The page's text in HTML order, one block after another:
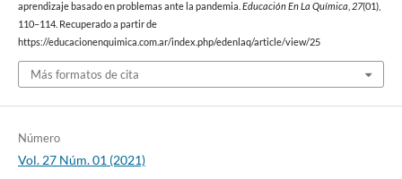
aprendizaje basado en problemas ante la pandemia. Educación En La Química 27(01),
110–114. Recuperado a partir de
https://educacionenquimica.com.ar/index.php/edenlaq/article/view/25
Más formatos de cita
Número
Vol. 27 Núm. 01 (2021)